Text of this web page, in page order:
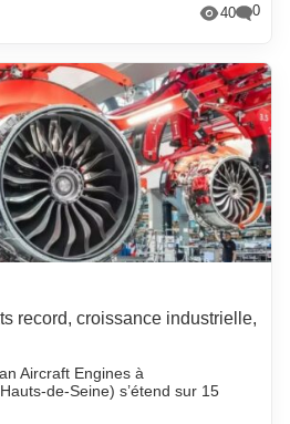
40 0
record, croissance industrielle,
Aircraft Engines à
de-Seine) s’étend sur 15